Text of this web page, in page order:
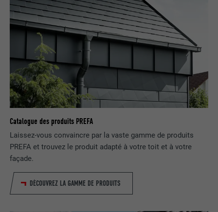
Catalogue des produits PREFA
Laissez-vous convaincre par la vaste gamme de produits
PREFA et trouvez le produit adapté à votre toit et à votre
façade.
DÉCOUVREZ LA GAMME DE PRODUITS
UTILITÉ
Utilisé par le service de réseau social
LinkedIn pour suivre l'utilisation de
services intégrés.
NOM
FOURNISSEUR LinkedIn
EXPIRATION 2 ans
UTILITÉ
Utilisé par le service de réseau social
LinkedIn pour suivre l'utilisation de
services intégrés
NOM UserMatchHistory